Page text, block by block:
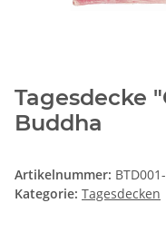
Tagesdecke
Buddha
Artikelnummer:
Kategorie: Tagesdecken